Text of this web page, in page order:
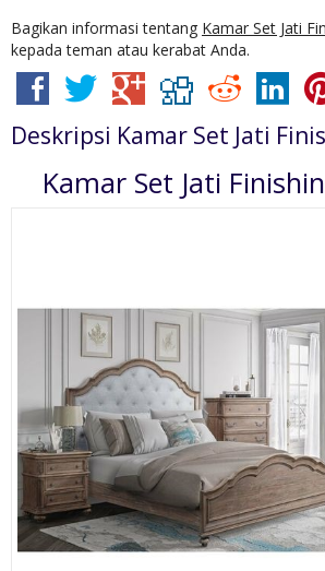
Bagikan informasi tentang Kamar Set Jati
kepada teman atau kerabat Anda.
Deskripsi Kamar Set Jati
Kamar Set Jati